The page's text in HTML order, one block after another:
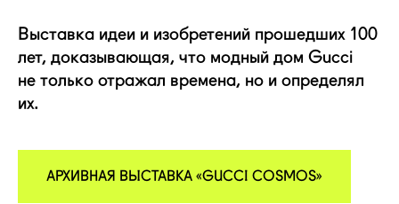
Выставка идеи и изобретений прошедших 100
лет, доказывающая, что модный дом Gucci
не только отражал времена, но и определял
их.
АРХИВНАЯ ВЫСТАВКА «GUCCI COSMOS»